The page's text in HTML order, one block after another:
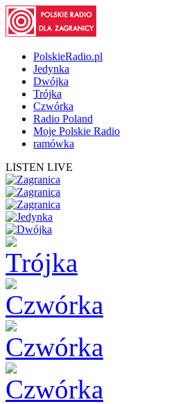
PolskieRadio.pl
Jedynka
Dwójka
Trójka
Czwórka
Radio Poland
Moje Polskie Radio
ramówka
LISTEN LIVE